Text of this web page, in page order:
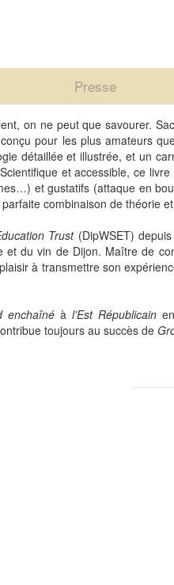
Presse
on ne peut que savourer.
pour les plus amateurs
détaillée et illustrée, et un
et accessible, ce
et gustatifs (attaque en
combinaison de théorie
Trust(DipWSET)
du vin de Dijon. Maître de
à transmettre son
enchaîné à l’Est Républicain
toujours au succès de